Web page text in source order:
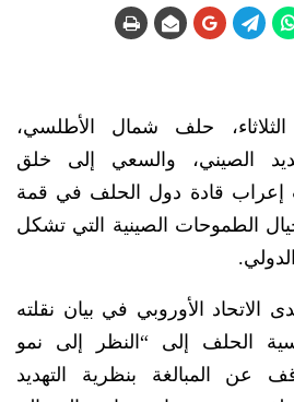
حلف شمال الأطلسي،
الصيني، والسعي إلى خلق
إعراب قادة دول الحلف في قمة
الطموحات الصينية التي تشكل
الاتحاد الأوروبي في بيان نقلته
الحلف إلى “النظر إلى نمو
عن المبالغة بنظرية التهديد